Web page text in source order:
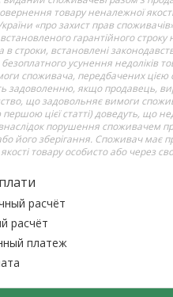
товару неналежної якості
«про захист прав
гарантійного строку
в строки, встановлені
усунення недоліків
споживача, передбачених цією
задоволенню, якщо продавець,
що задовольняє вимоги
цієї статті) доведуть, що
порушення споживачем
його зберігання. Споживач має
якості товару особисто або через
расчёт
расчёт
платеж